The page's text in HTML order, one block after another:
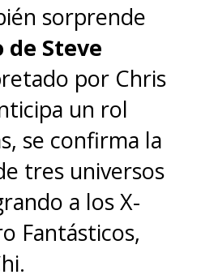
sorprende
de Steve
por Chris
un rol
se confirma la
tres universos
a los X-
Fantásticos,